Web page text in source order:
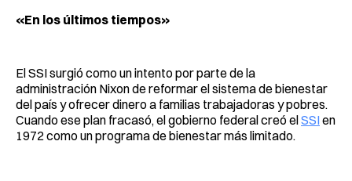
«En los últimos tiempos»
El SSI surgió como un intento por parte de la
administración Nixon de reformar el sistema de bienestar
del país y ofrecer dinero a familias trabajadoras y pobres.
Cuando ese plan fracasó, el gobierno federal creó elSSIen
1972 como un programa de bienestar más limitado.